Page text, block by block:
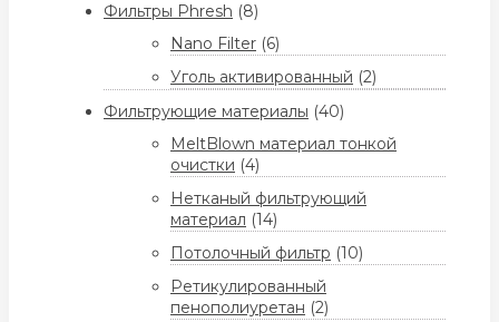
Фильтры Phresh (8)
Nano Filter (6)
Уголь активированный (2)
Фильтрующие материалы (40)
MeltBlown материал тонкой
очистки (4)
Нетканый фильтрующий
материал (14)
Потолочный фильтр (10)
Ретикулированный
пенополиуретан (2)